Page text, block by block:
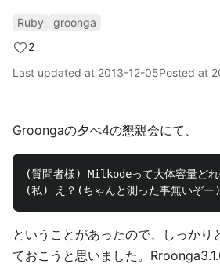
Ruby
groonga
2
Last updated at 2013-12-05Posted at
Groongaの夕べ4の懇親会にて、
(質問者様) Milkodeって大体容量どれ
ということがあったので、しっかり
ておこうと思いました。